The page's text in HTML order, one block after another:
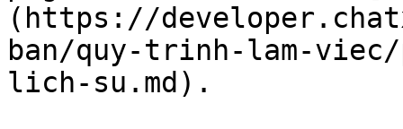
(https://
ban/quy-trinh-lam-
lich-su.md).